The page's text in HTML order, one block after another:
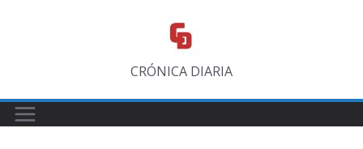
CRÓNICA DIARIA